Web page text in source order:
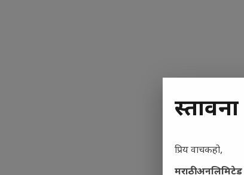
प्रस्तावना
प्रिय वाचकहो,
मराठी अनलिमिटेड